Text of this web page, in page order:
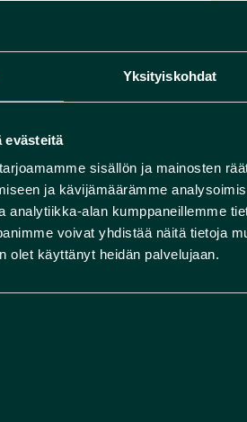
Yksityiskohdat
evästeitä
sisällön ja mainosten
ja kävijämäärämme
analytiikka-alan kumppaneillemme
voivat yhdistää näitä tietoja
olet käyttänyt heidän palvelujaan.
Finnlands und
die höchste Düne des
finden sich auch in
und im Kurikkavaara
Dünen gehören zu den
in Rokua,
gleichzeitig
für viele gefährdete